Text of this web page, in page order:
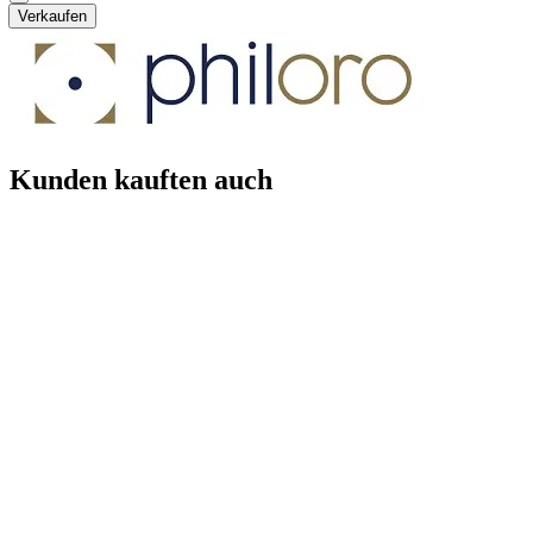
Verkaufen
Kunden kauften auch